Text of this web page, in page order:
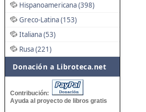
Hispanoamericana (398)
Greco-Latina (153)
Italiana (53)
Rusa (221)
Donación a Libroteca.net
Contribución:
Ayuda al proyecto de libros gratis